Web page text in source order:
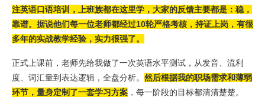
注英语口语培训，上班族都在这里学，大家的反馈主要都是：稳，
靠谱。据说他们每一位老师都经过10轮严格考核，持证上岗，有很
多年的实战教学经验，实力很强了。
正式上课前，老师先给我做了一次英语水平测试，从发音、流利
度、词汇量到表达逻辑，全盘分析。 然后根据我的职场需求和薄弱
环节，量身定制了一套学习方案 ，每一阶段的目标都清清楚楚。